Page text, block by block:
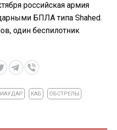
российская армия
БПЛА типа Shahed.
один беспилотник
КАБ ОБСТРЕЛЫ